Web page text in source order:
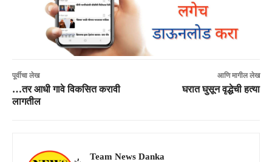
पूर्वीचा लेख
…तर आधी गावे विकसित करावी
लागतील
आणि मागील लेख
घरात घुसून वृद्धेची हत्या
Team News Danka